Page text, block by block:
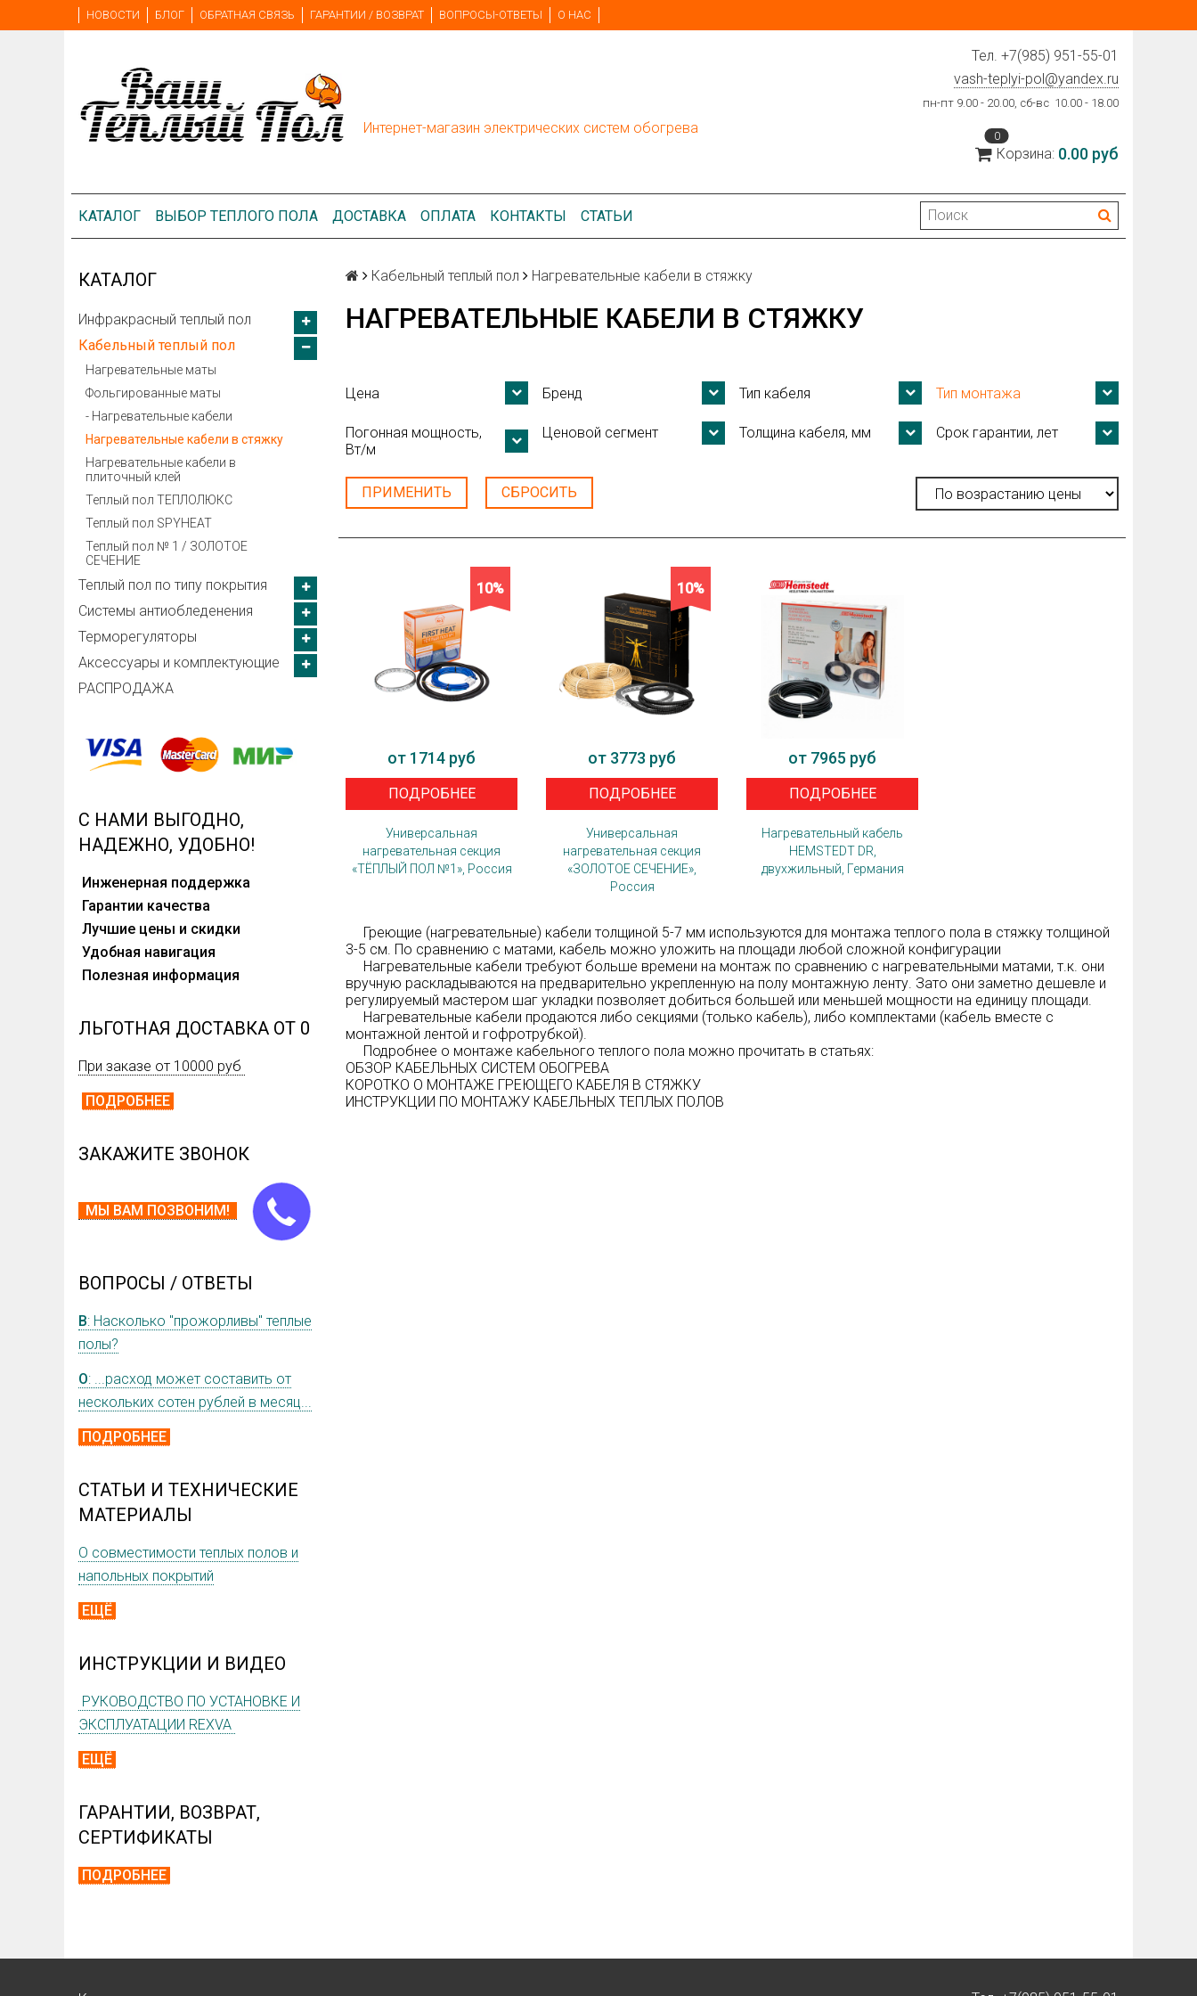
НОВОСТИ БЛОГ ОБРАТНАЯ СВЯЗЬ ГАРАНТИИ / ВОЗВРАТ ВОПРОСЫ-ОТВЕТЫ О НАС
Интернет-магазин электрических систем обогрева
Тел. +7(985) 951-55-01
vash-teplyi-pol@yandex.ru
пн-пт 9.00 - 20.00, сб-вс 10.00 - 18.00
0
Корзина: 0.00 руб
КАТАЛОГ ВЫБОР ТЕПЛОГО ПОЛА ДОСТАВКА ОПЛАТА КОНТАКТЫ СТАТЬИ
КАТАЛОГ
Инфракрасный теплый пол
Кабельный теплый пол
Нагревательные маты
Фольгированные маты
- Нагревательные кабели
Нагревательные кабели в стяжку
Нагревательные кабели в
плиточный клей
Теплый пол ТЕПЛОЛЮКС
Теплый пол SPYHEAT
Теплый пол № 1 / ЗОЛОТОЕ
СЕЧЕНИЕ
Теплый пол по типу покрытия
Системы антиобледенения
Терморегуляторы
Aксессуары и комплектующие
РАСПРОДАЖА
С НАМИ ВЫГОДНО,
НАДЕЖНО, УДОБНО!
Инженерная поддержка
Гарантии качества
Лучшие цены и скидки
Удобная навигация
Полезная информация
ЛЬГОТНАЯ ДОСТАВКА ОТ 0
При заказе от 10000 руб
ПОДРОБНЕЕ
ЗАКАЖИТЕ ЗВОНОК
МЫ ВАМ ПОЗВОНИМ!
ВОПРОСЫ / ОТВЕТЫ
В: Насколько "прожорливы" теплые
полы?
О: ...расход может составить от
нескольких сотен рублей в месяц...
ПОДРОБНЕЕ
СТАТЬИ И ТЕХНИЧЕСКИЕ
МАТЕРИАЛЫ
О совместимости теплых полов и
напольных покрытий
ЕЩЁ
ИНСТРУКЦИИ И ВИДЕО
РУКОВОДСТВО ПО УСТАНОВКЕ И
ЭКСПЛУАТАЦИИ REXVA
ЕЩЁ
ГАРАНТИИ, ВОЗВРАТ,
СЕРТИФИКАТЫ
ПОДРОБНЕЕ
Кабельный теплый пол Нагревательные кабели в стяжку
НАГРЕВАТЕЛЬНЫЕ КАБЕЛИ В СТЯЖКУ
Цена Бренд Тип кабеля Тип монтажа
Погонная мощность,
Вт/м
Ценовой сегмент Толщина кабеля, мм Срок гарантии, лет
ПРИМЕНИТЬ СБРОСИТЬ
10%
от 1714 руб
ПОДРОБНЕЕ
Универсальная
нагревательная секция
«ТЁПЛЫЙ ПОЛ №1», Россия
10%
от 3773 руб
ПОДРОБНЕЕ
Универсальная
нагревательная секция
«ЗОЛОТОЕ СЕЧЕНИЕ»,
Россия
от 7965 руб
ПОДРОБНЕЕ
Нагревательный кабель
HEMSTEDT DR,
двухжильный, Германия
Греющие (нагревательные) кабели толщиной 5-7 мм используются для монтажа теплого пола в стяжку толщиной
3-5 см. По сравнению с матами, кабель можно уложить на площади любой сложной конфигурации
Нагревательные кабели требуют больше времени на монтаж по сравнению с нагревательными матами, т.к. они
вручную раскладываются на предварительно укрепленную на полу монтажную ленту. Зато они заметно дешевле и
регулируемый мастером шаг укладки позволяет добиться большей или меньшей мощности на единицу площади.
Нагревательные кабели продаются либо секциями (только кабель), либо комплектами (кабель вместе с
монтажной лентой и гофротрубкой).
Подробнее о монтаже кабельного теплого пола можно прочитать в статьях:
ОБЗОР КАБЕЛЬНЫХ СИСТЕМ ОБОГРЕВА
КОРОТКО О МОНТАЖЕ ГРЕЮЩЕГО КАБЕЛЯ В СТЯЖКУ
ИНСТРУКЦИИ ПО МОНТАЖУ КАБЕЛЬНЫХ ТЕПЛЫХ ПОЛОВ